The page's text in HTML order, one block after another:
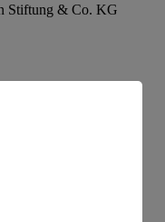
Stiftung & Co. KG
§ 27a UStG: